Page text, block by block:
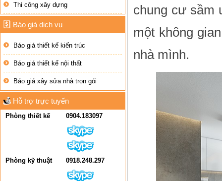
Thi công xây dựng
Báo giá dịch vụ
Báo giá thiết kế kiến trúc
Báo giá thiết kế nội thất
Báo giá xây sửa nhà trọn gói
Hỗ trợ trực tuyến
Phòng thiết kế 0904.183097
Phòng kỹ thuật 0918.248.297
chung cư sầm
một không
nhà mình.